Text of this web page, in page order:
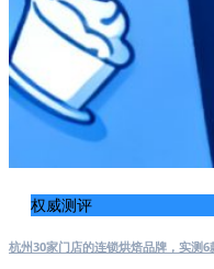
权威测评
杭州30家门店的连锁烘焙品牌，实测6